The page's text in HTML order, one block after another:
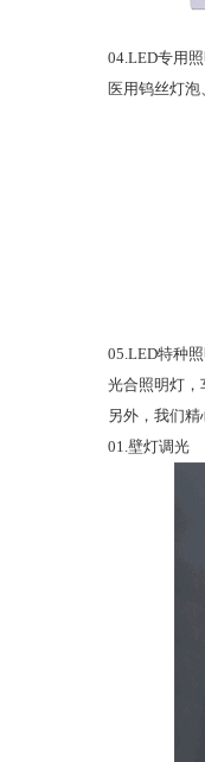
04.LED专用照
医用钨丝灯泡、
05.LED特种照
光合照明灯，车
另外，我们精心
01.壁灯调光